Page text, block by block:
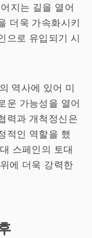
지는 길을 열어
더욱 가속화시키
으로 유입되기 시
역사에 있어 미
운 가능성을 열어
력과 개척정신은
적인 역할을 했
스페인의 토대
에 더욱 강력한